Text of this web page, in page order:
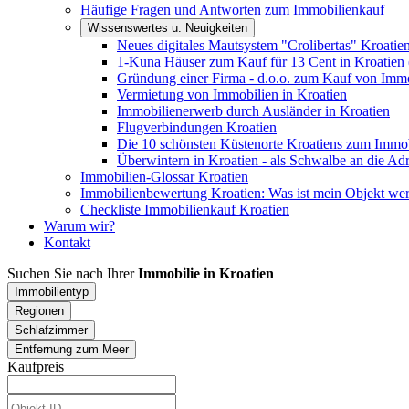
Häufige Fragen und Antworten zum Immobilienkauf
Wissenswertes u. Neuigkeiten
Neues digitales Mautsystem "Crolibertas"
1-Kuna Häuser zum Kauf für 13 Cent in Kroatien
Gründung einer Firma - d.o.o. zum Kauf von
Vermietung von Immobilien in Kroatien
Immobilienerwerb durch Ausländer in Kroatien
Flugverbindungen Kroatien
Die 10 schönsten Küstenorte Kroatiens zum
Überwintern in Kroatien - als Schwalbe an die
Immobilien-Glossar Kroatien
Immobilienbewertung Kroatien: Was ist mein Objekt
Checkliste Immobilienkauf Kroatien
Warum wir?
Kontakt
Suchen Sie nach IhrerImmobilie in Kroatien
Immobilientyp
Regionen
Schlafzimmer
Entfernung zum Meer
Kaufpreis